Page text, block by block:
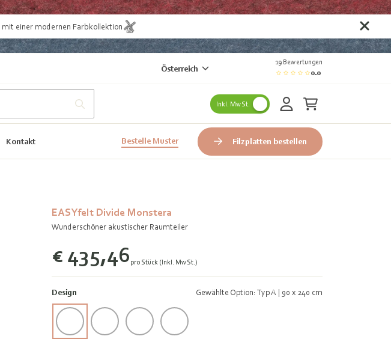
mit einer modernen Farbkollektion
Österreich
19 Bewertungen
0.0
Inkl. MwSt.
Kontakt Bestelle Muster Filzplatten bestellen
EASYfelt Divide Monstera
Wunderschöner akustischer Raumteiler
€ 435,46 pro Stück (Inkl. MwSt.)
Design Gewählte Option: Typ A | 90 x 240 cm